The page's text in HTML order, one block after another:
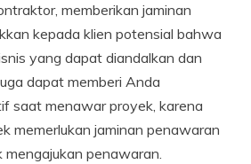
memberikan jaminan
kepada klien potensial bahwa
yang dapat diandalkan dan
dapat memberi Anda
saat menawar proyek, karena
memerlukan jaminan penawaran
penawaran.